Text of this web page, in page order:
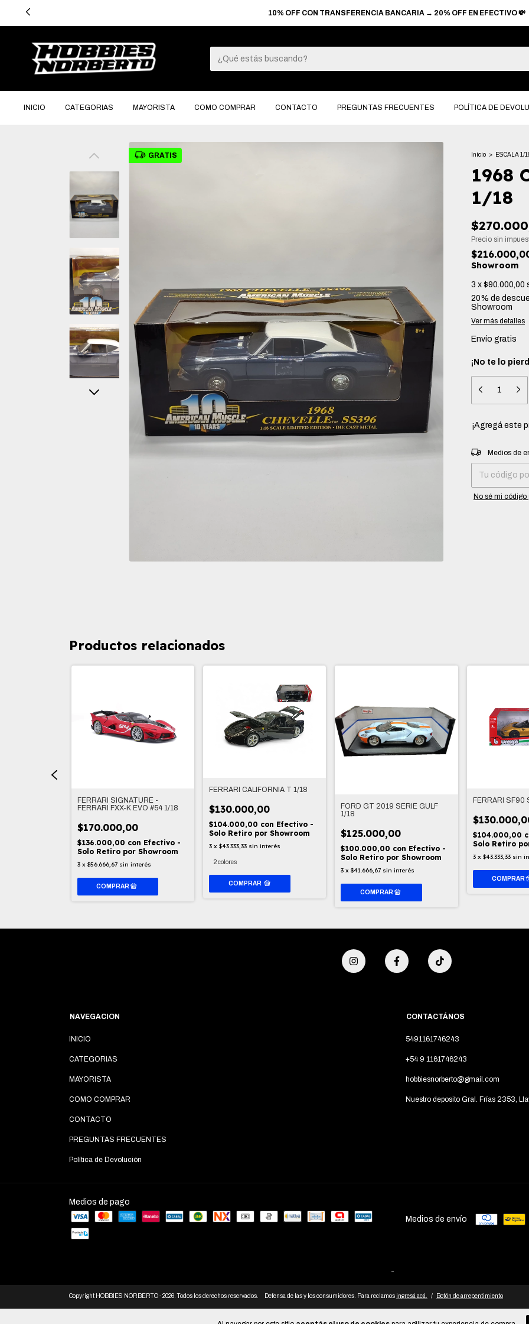
OFF CON TRANSFERENCIA BANCARIA → 20% OFF EN EFECTIVO 💸
INICIO CATEGORIAS MAYORISTA COMO COMPRAR CONTACTO PREGUNTAS FRECUENTES POLÍTICA DE
GRATIS Inicio > ESCALA 1/
1968
1/18
Precio sin
Showroom
3 x $90.000,00
20% de
Showroom
Ver más detalles
Envío gratis
¡No te lo
¡Agregá este
Entregas para el
Medios de
No sé mi código
Productos relacionados
FERRARI SIGNATURE -
FERRARI FXX-K EVO #54 1/18
$170.000,00
$136.000,00 con Efectivo -
Solo Retiro por Showroom
3 x $56.666,67 sin interés
FERRARI CALIFORNIA T 1/18
$130.000,00
$104.000,00 con Efectivo -
Solo Retiro por Showroom
3 x$43.333,33 sin interés
2 colores
COMPRAR
FORD GT 2019 SERIE GULF
1/18
$125.000,00
$100.000,00 con Efectivo -
Solo Retiro por Showroom
3 x$41.666,67 sin interés
FERRARI SF90
$104.000,00
Solo Retiro
3 x $43.333,33 sin
NAVEGACION
INICIO
CATEGORIAS
MAYORISTA
COMO COMPRAR
CONTACTO
PREGUNTAS FRECUENTES
Política de Devolución
CONTACTÁNOS
5491161746243
+54 9 1161746243
hobbiesnorberto@gmail.com
Nuestro deposito Gral. Frías 2353,
Medios de pago
Medios de envío
-
Copyright HOBBIES NORBERTO - 2026. Todos los derechos reservados. Defensa de las y los consumidores. Para reclamos ingresá acá. / Botón de arrepentimiento